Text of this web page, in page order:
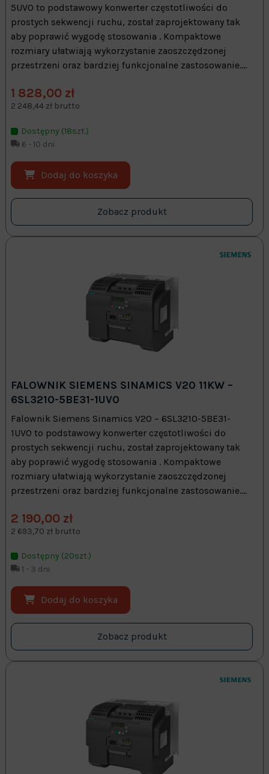
5UV0 to podstawowy konwerter częstotliwości do
prostych sekwencji ruchu, został zaprojektowany tak
aby poprawić wygodę stosowania . Kompaktowe
rozmiary ułatwiają wykorzystanie zaoszczędzonej
przestrzeni oraz bardziej funkcjonalne zastosowanie....
1 828,00 zł
2 248,44 zł brutto
Dostępny (18szt.)
6 - 10 dni
Dodaj do koszyka
Zobacz produkt
FALOWNIK SIEMENS SINAMICS V20 11KW –
6SL3210-5BE31-1UV0
Falownik Siemens Sinamics V20 – 6SL3210-5BE31-
1UV0 to podstawowy konwerter częstotliwości do
prostych sekwencji ruchu, został zaprojektowany tak
aby poprawić wygodę stosowania . Kompaktowe
rozmiary ułatwiają wykorzystanie zaoszczędzonej
przestrzeni oraz bardziej funkcjonalne zastosowanie....
2 190,00 zł
2 693,70 zł brutto
Dostępny (20szt.)
1 - 3 dni
Dodaj do koszyka
Zobacz produkt